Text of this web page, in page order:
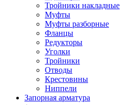
Тройники накладные
Муфты
Муфты разборные
Фланцы
Редукторы
Уголки
Тройники
Отводы
Крестовины
Ниппели
Запорная арматура